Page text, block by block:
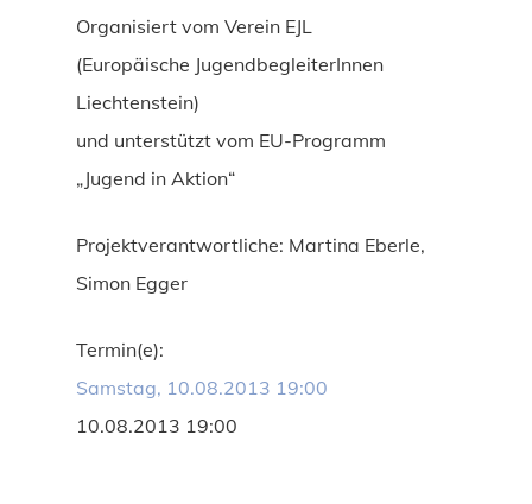
Organisiert vom Verein EJL
(Europäische JugendbegleiterInnen
Liechtenstein)
und unterstützt vom EU-Programm
„Jugend in Aktion“
Projektverantwortliche: Martina Eberle,
Simon Egger
Termin(e):
Samstag, 10.08.2013 19:00
10.08.2013 19:00